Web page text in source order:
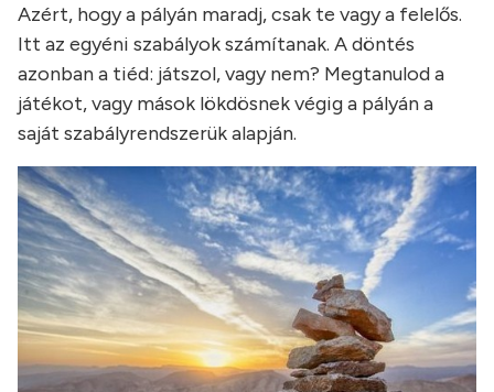
Azért, hogy a pályán maradj, csak te vagy a felelős.
Itt az egyéni szabályok számítanak. A döntés
azonban a tiéd: játszol, vagy nem? Megtanulod a
játékot, vagy mások lökdösnek végig a pályán a
saját szabályrendszerük alapján.